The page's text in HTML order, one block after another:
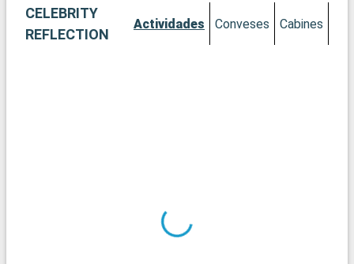
CELEBRITY
REFLECTION
Actividades Conveses Cabines